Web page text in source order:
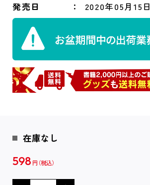
発売日 2020年05月15日
在庫なし
598 円